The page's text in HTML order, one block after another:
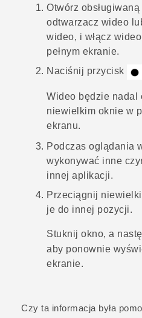
Otwórz
odtwarzacz wideo
wideo, i włącz
pełnym ekranie.
Naciśnij przycisk
Wideo będzie nadal
niewielkim oknie w
ekranu.
Podczas oglądania
wykonywać inne
innej aplikacji.
Przeciągnij
je do innej pozycji.
Stuknij okno, a
aby ponownie
ekranie.
Czy ta informacja była